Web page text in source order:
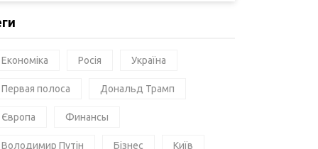
Економіка Росія Україна
Первая полоса Дональд Трамп
Європа Финансы
Володимир Путін Бізнес Київ